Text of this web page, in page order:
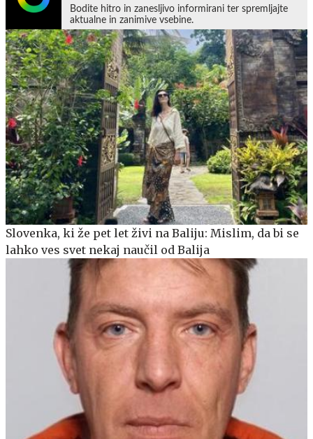
Bodite hitro in zanesljivo informirani ter spremljajte
aktualne in zanimive vsebine.
Slovenka, ki že pet let živi na Baliju: Mislim, da bi se
lahko ves svet nekaj naučil od Balija